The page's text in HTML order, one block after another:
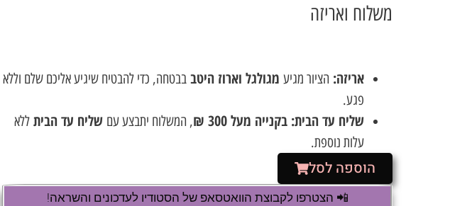
משלוח ואריזה
אריזה: הציור מגיע מגולגל וארוז היטב בבטחה, כדי להבטיח שיגיע אליכם שלם וללא
פגע.
שליח עד הבית: בקנייה מעל 300 ₪ , המשלוח יתבצע עם שליח עד הבית ללא
עלות נוספת.
הוספה לסל
📲 הצטרפו לקבוצת הוואטסאפ של הסטודיו לעדכונים והשראה!